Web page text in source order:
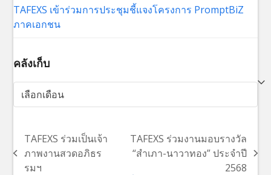
TAFEXS เข้าร่วมการประชุมชี้แจงโครงการ PromptBiZ
ภาคเอกชน
คลังเก็บ
คลัง
เก็บ
previous
TAFEXS ร่วมเป็นเจ้า
ภาพงานสวดอภิธร
รมฯ
next
TAFEXS ร่วมงานมอบรางวัล
“สำเภา-นาวาทอง” ประจำปี
2568